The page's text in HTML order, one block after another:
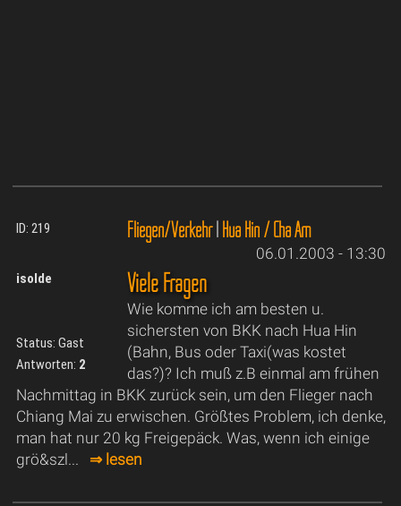
ID: 219 Fliegen/Verkehr|Hua Hin / Cha Am
06.01.2003 - 13:30
isolde
Status: Gast
Antworten: 2
Viele Fragen
Wie komme ich am besten u.
sichersten von BKK nach Hua Hin
(Bahn, Bus oder Taxi(was kostet
das?)? Ich muß z.B einmal am frühen
Nachmittag in BKK zurück sein, um den Flieger nach
Chiang Mai zu erwischen. Größtes Problem, ich denke,
man hat nur 20 kg Freigepäck. Was, wenn ich einige
grö&szl... ⇒ lesen